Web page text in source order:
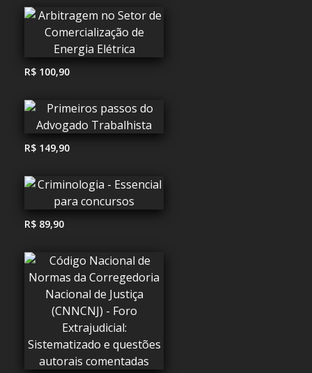
R$ 100,90
R$ 149,90
R$ 89,90